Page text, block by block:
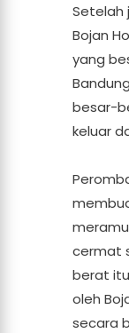
Setelah
Bojan
yang
besar-
keluar
cermat
berat
oleh
secara